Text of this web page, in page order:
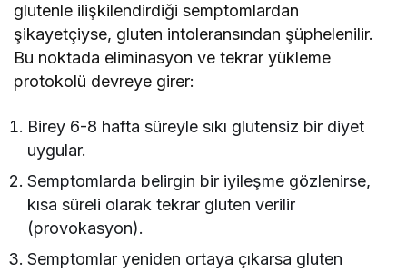
glutenle ilişkilendirdiği semptomlardan
şikayetçiyse, gluten intoleransından şüphelenilir.
Bu noktada eliminasyon ve tekrar yükleme
protokolü devreye girer:
Birey 6-8 hafta süreyle sıkı glutensiz bir diyet
uygular.
Semptomlarda belirgin bir iyileşme gözlenirse,
kısa süreli olarak tekrar gluten verilir
(provokasyon).
Semptomlar yeniden ortaya çıkarsa gluten